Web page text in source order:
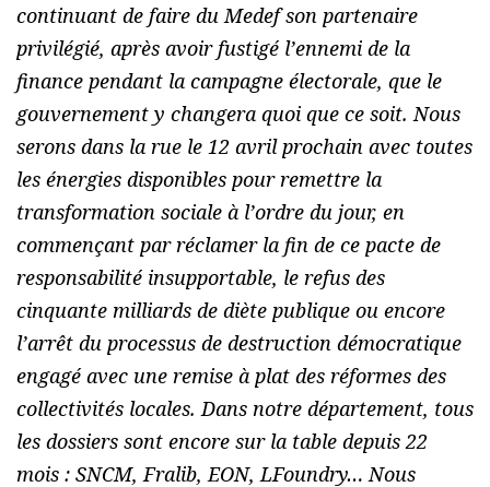
continuant de faire du Medef son partenaire
privilégié, après avoir fustigé l’ennemi de la
finance pendant la campagne électorale, que le
gouvernement y changera quoi que ce soit. Nous
serons dans la rue le 12 avril prochain avec toutes
les énergies disponibles pour remettre la
transformation sociale à l’ordre du jour, en
commençant par réclamer la fin de ce pacte de
responsabilité insupportable, le refus des
cinquante milliards de diète publique ou encore
l’arrêt du processus de destruction démocratique
engagé avec une remise à plat des réformes des
collectivités locales. Dans notre département, tous
les dossiers sont encore sur la table depuis 22
mois : SNCM, Fralib, EON, LFoundry… Nous